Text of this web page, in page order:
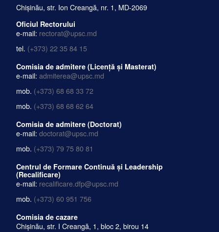
Chișinău, str. Ion Creangă, nr. 1, MD-2069
Oficiul Rectorului
e-mail: rectorat@upsc.md
tel. (+373) 22 35 84 15
Comisia de admitere (Licență și Masterat)
e-mail: admiterea@upsc.md
mob. (+373) 68 68 33 72
mob. (+373) 68 68 62 64
Comisia de admitere (Doctorat)
e-mail: doctorat@upsc.md
mob. (+373) 79 75 80 81
Centrul de Formare Continuă și Leadership
(Recalificare)
e-mail: recalificare.dfp@upsc.md
mob. (+373) 60 951 756
Comisia de cazare
Chișinău, str. I Creangă, 1, bloc 2, birou 14